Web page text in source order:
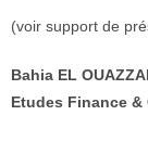
(voir support de
Bahia EL
Etudes Finance &